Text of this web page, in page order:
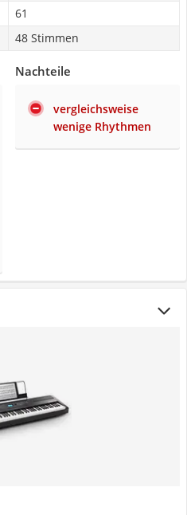
61
48 Stimmen
Nachteile
vergleichsweise
wenige Rhythmen